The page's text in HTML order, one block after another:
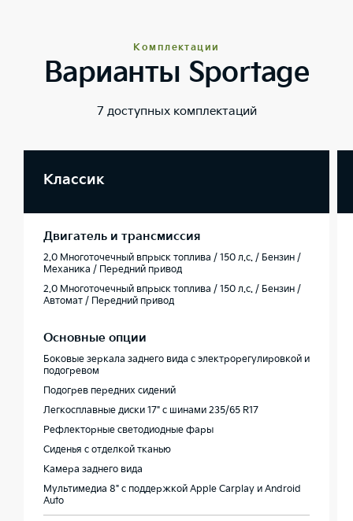
Комплектации
Варианты Sportage
7 доступных комплектаций
Классик
Двигатель и трансмиссия
2.0 Многоточечный впрыск топлива / 150 л.с. / Бензин /
Механика / Передний привод
2.0 Многоточечный впрыск топлива / 150 л.с. / Бензин /
Автомат / Передний привод
Основные опции
Боковые зеркала заднего вида с электрорегулировкой и
подогревом
Подогрев передних сидений
Легкосплавные диски 17" с шинами 235/65 R17
Рефлекторные светодиодные фары
Сиденья с отделкой тканью
Камера заднего вида
Мультимедиа 8" с поддержкой Apple Carplay и Android
Auto